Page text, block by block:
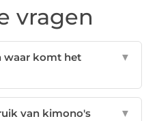
vragen
waar komt het
▼
van kimono's
▼